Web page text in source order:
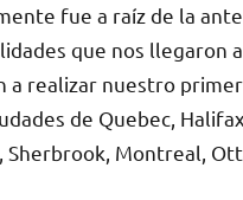
fue a raíz de la
que nos llegaron
a realizar nuestro
de Quebec,
Sherbrook, Montreal,